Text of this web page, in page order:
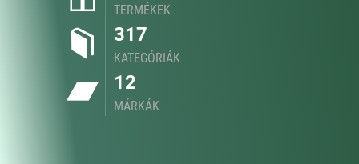
TERMÉKEK
317
KATEGÓRIÁK
12
MÁRKÁK